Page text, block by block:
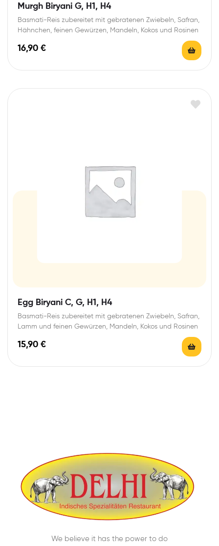
Murgh Biryani G, H1, H4
Basmati-Reis zubereitet mit gebratenen Zwiebeln, Safran,
Hähnchen, feinen Gewürzen, Mandeln, Kokos und Rosinen
16,90 €
Egg Biryani C, G, H1, H4
Basmati-Reis zubereitet mit gebratenen Zwiebeln, Safran,
Lamm und feinen Gewürzen, Mandeln, Kokos und Rosinen
15,90 €
We believe it has the power to do